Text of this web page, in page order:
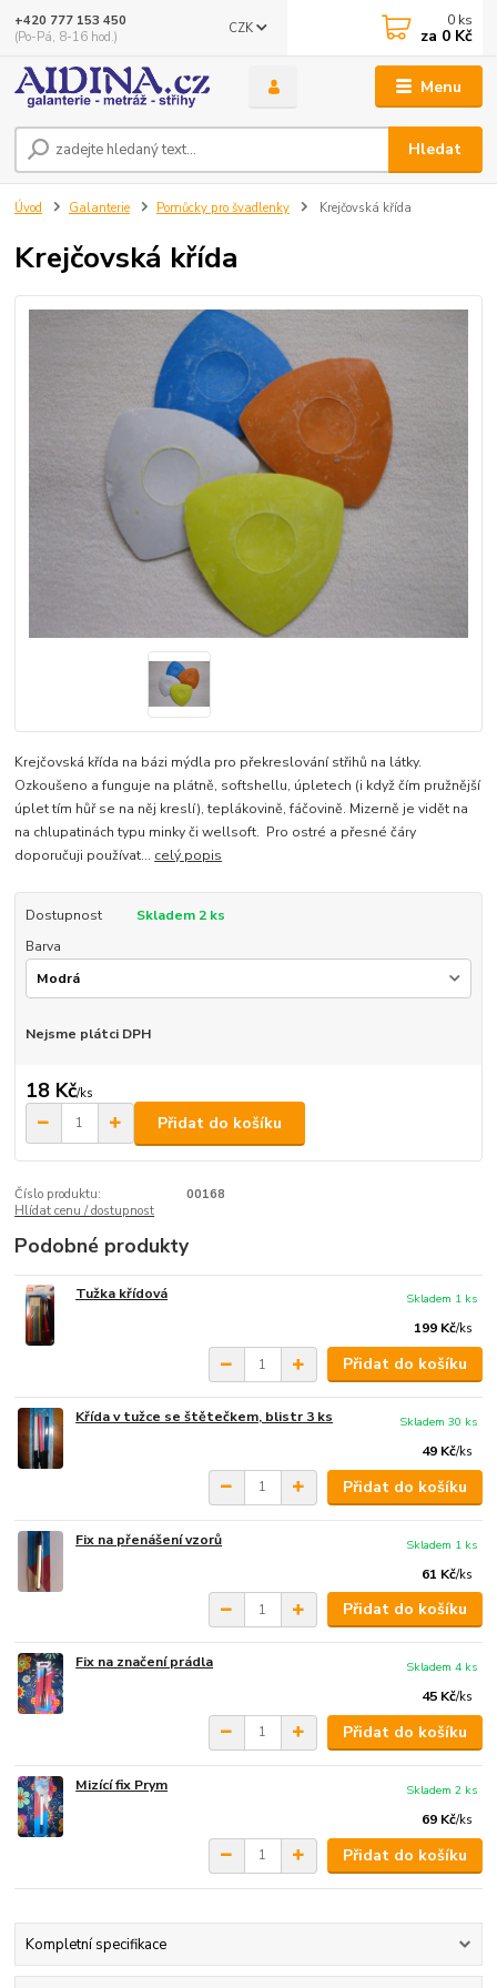
Menu
CZK
Hledat
+420 777 153 450
(Po-Pá, 8-16 hod.)
0 ks
za 0 Kč
Úvod Galanterie Pomůcky pro švadlenky Krejčovská křída
Krejčovská křída
Krejčovská křída na bázi mýdla pro překreslování střihů na látky.
Ozkoušeno a funguje na plátně, softshellu, úpletech (i když čím pružnější
úplet tím hůř se na něj kreslí), teplákovině, fáčovině. Mizerně je vidět na
na chlupatinách typu minky či wellsoft. Pro ostré a přesné čáry
doporučuji používat... celý popis
Dostupnost
Skladem 2 ks
Barva
Nejsme plátci DPH
18 Kč/ks
Přidat do košíku
Číslo produktu:
00168
Hlídat cenu / dostupnost
Podobné produkty
Tužka křídová
199 Kč/ks
Skladem 1 ks
Přidat do košíku
Křída v tužce se štětečkem, blistr 3 ks
49 Kč/ks
Skladem 30 ks
Přidat do košíku
Fix na přenášení vzorů
61 Kč/ks
Skladem 1 ks
Přidat do košíku
Fix na značení prádla
45 Kč/ks
Skladem 4 ks
Přidat do košíku
Mizící fix Prym
69 Kč/ks
Skladem 2 ks
Přidat do košíku
Kompletní specifikace